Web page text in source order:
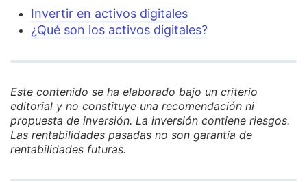
Invertir en activos digitales
¿Qué son los activos digitales?
Este contenido se ha elaborado bajo un criterio
editorial y no constituye una recomendación ni
propuesta de inversión. La inversión contiene riesgos.
Las rentabilidades pasadas no son garantía de
rentabilidades futuras.